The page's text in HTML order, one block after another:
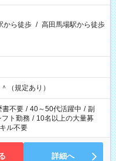
から徒歩 / 高田馬場駅から徒歩
（規定あり）
書不要 / 40～50代活躍中 / 副
フト勤務 / 10名以上の大量募
ル不要
詳細へ